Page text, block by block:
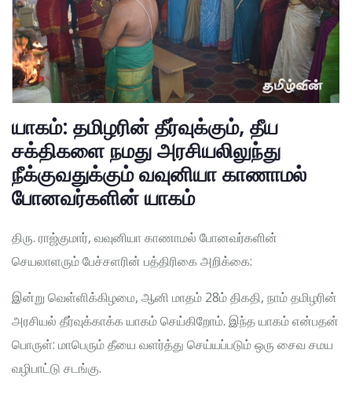
யாகம்: தமிழரின் தீர்வுக்கும், தீய
சக்திகளை நமது அரசியலிலுந்து
நீக்குவதுக்கும் வவுனியா காணாமல்
போனவர்களின் யாகம்
திரு. ராஜ்குமார், வவுனியா காணாமல் போனவர்களின்
செயலாளரும் பேச்சளரின் பத்திரிகை அறிக்கை:
இன்று வெள்ளிக்கிழமை, ஆனி மாதம் 28ம் திகதி, நாம் தமிழரின்
அரசியல் தீர்வுக்காக்க யாகம் செய்கிறோம். இந்த யாகம் என்பதன்
பொருள்: மாபெரும் தீயை வளர்த்து செய்யப்படும் ஒரு சைவ சமய
வழிபாட்டு சடங்கு.